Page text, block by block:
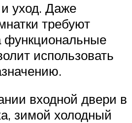
уход. Даже
требуют
функциональные
использовать
входной двери в
зимой холодный